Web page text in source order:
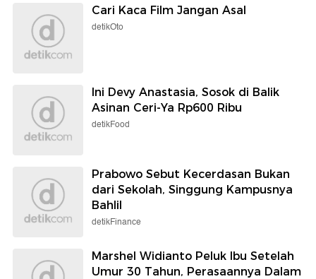
Cari Kaca Film Jangan Asal
detikOto
Ini Devy Anastasia, Sosok di Balik
Asinan Ceri-Ya Rp600 Ribu
detikFood
Prabowo Sebut Kecerdasan Bukan
dari Sekolah, Singgung Kampusnya
Bahlil
detikFinance
Marshel Widianto Peluk Ibu Setelah
Umur 30 Tahun, Perasaannya Dalam